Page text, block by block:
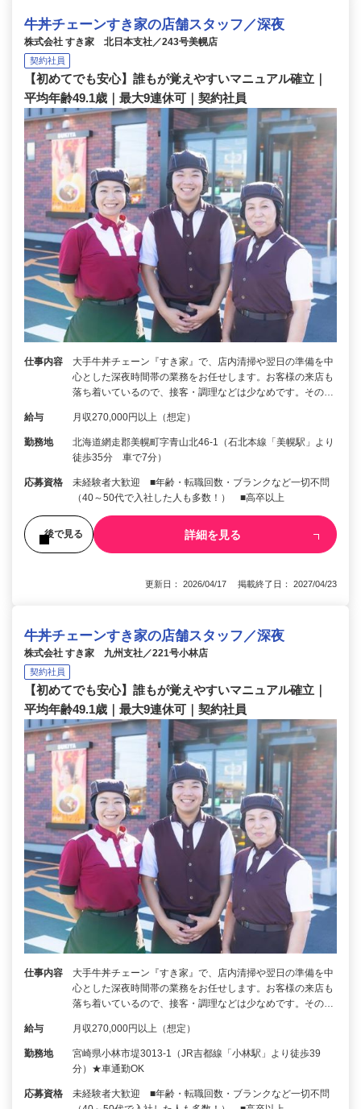
牛丼チェーンすき家の店舗スタッフ／深夜
株式会社 すき家 北日本支社／243号美幌店
契約社員
【初めてでも安心】誰もが覚えやすいマニュアル確立｜
平均年齢49.1歳｜最大9連休可｜契約社員
仕事内容
大手牛丼チェーン『すき家』で、店内清掃や翌日の準備を中
心とした深夜時間帯の業務をお任せします。お客様の来店も
落ち着いているので、接客・調理などは少なめです。その…
給与 月収270,000円以上（想定）
勤務地
北海道網走郡美幌町字青山北46-1（石北本線「美幌駅」より
徒歩35分 車で7分）
応募資格
未経験者大歓迎 ■年齢・転職回数・ブランクなど一切不問
（40～50代で入社した人も多数！） ■高卒以上
後で見る 詳細を見る
更新日： 2026/04/17 掲載終了日： 2027/04/23
牛丼チェーンすき家の店舗スタッフ／深夜
株式会社 すき家 九州支社／221号小林店
契約社員
【初めてでも安心】誰もが覚えやすいマニュアル確立｜
平均年齢49.1歳｜最大9連休可｜契約社員
仕事内容
大手牛丼チェーン『すき家』で、店内清掃や翌日の準備を中
心とした深夜時間帯の業務をお任せします。お客様の来店も
落ち着いているので、接客・調理などは少なめです。その…
給与 月収270,000円以上（想定）
勤務地
宮崎県小林市堤3013-1（JR吉都線「小林駅」より徒歩39
分）★車通勤OK
応募資格
未経験者大歓迎 ■年齢・転職回数・ブランクなど一切不問